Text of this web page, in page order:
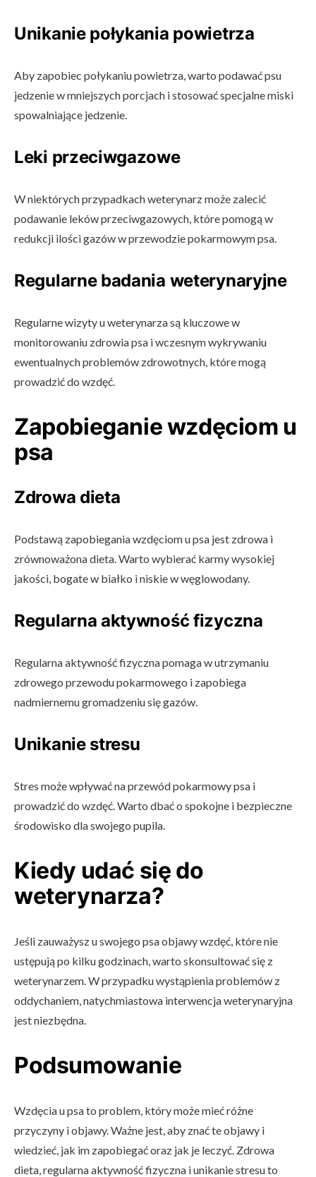
Unikanie połykania powietrza
Aby zapobiec połykaniu powietrza, warto podawać psu
jedzenie w mniejszych porcjach i stosować specjalne miski
spowalniające jedzenie.
Leki przeciwgazowe
W niektórych przypadkach weterynarz może zalecić
podawanie leków przeciwgazowych, które pomogą w
redukcji ilości gazów w przewodzie pokarmowym psa.
Regularne badania weterynaryjne
Regularne wizyty u weterynarza są kluczowe w
monitorowaniu zdrowia psa i wczesnym wykrywaniu
ewentualnych problemów zdrowotnych, które mogą
prowadzić do wzdęć.
Zapobieganie wzdęciom u
psa
Zdrowa dieta
Podstawą zapobiegania wzdęciom u psa jest zdrowa i
zrównoważona dieta. Warto wybierać karmy wysokiej
jakości, bogate w białko i niskie w węglowodany.
Regularna aktywność fizyczna
Regularna aktywność fizyczna pomaga w utrzymaniu
zdrowego przewodu pokarmowego i zapobiega
nadmiernemu gromadzeniu się gazów.
Unikanie stresu
Stres może wpływać na przewód pokarmowy psa i
prowadzić do wzdęć. Warto dbać o spokojne i bezpieczne
środowisko dla swojego pupila.
Kiedy udać się do
weterynarza?
Jeśli zauważysz u swojego psa objawy wzdęć, które nie
ustępują po kilku godzinach, warto skonsultować się z
weterynarzem. W przypadku wystąpienia problemów z
oddychaniem, natychmiastowa interwencja weterynaryjna
jest niezbędna.
Podsumowanie
Wzdęcia u psa to problem, który może mieć różne
przyczyny i objawy. Ważne jest, aby znać te objawy i
wiedzieć, jak im zapobiegać oraz jak je leczyć. Zdrowa
dieta, regularna aktywność fizyczna i unikanie stresu to